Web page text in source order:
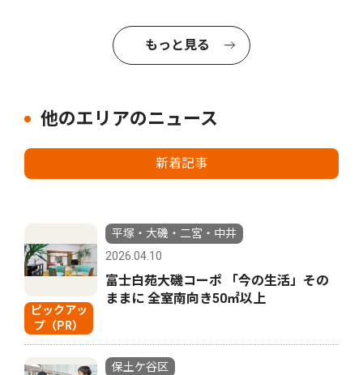
もっと見る
他のエリアのニュース
新着記事
ピックアッ
プ（PR）
平塚・大磯・二宮・中井
2026.04.10
富士白苑大磯コーポ 「今の生活」その
ままに 全室南向き50㎡以上
保土ケ谷区